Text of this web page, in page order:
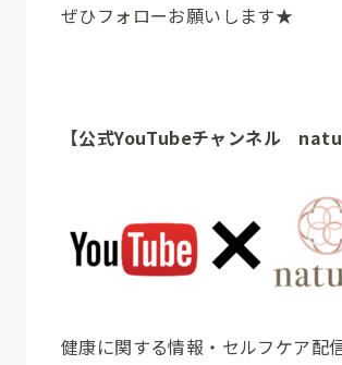
ぜひフォローお願いします★
【公式YouTubeチャンネル
健康に関する情報・セルフケア配